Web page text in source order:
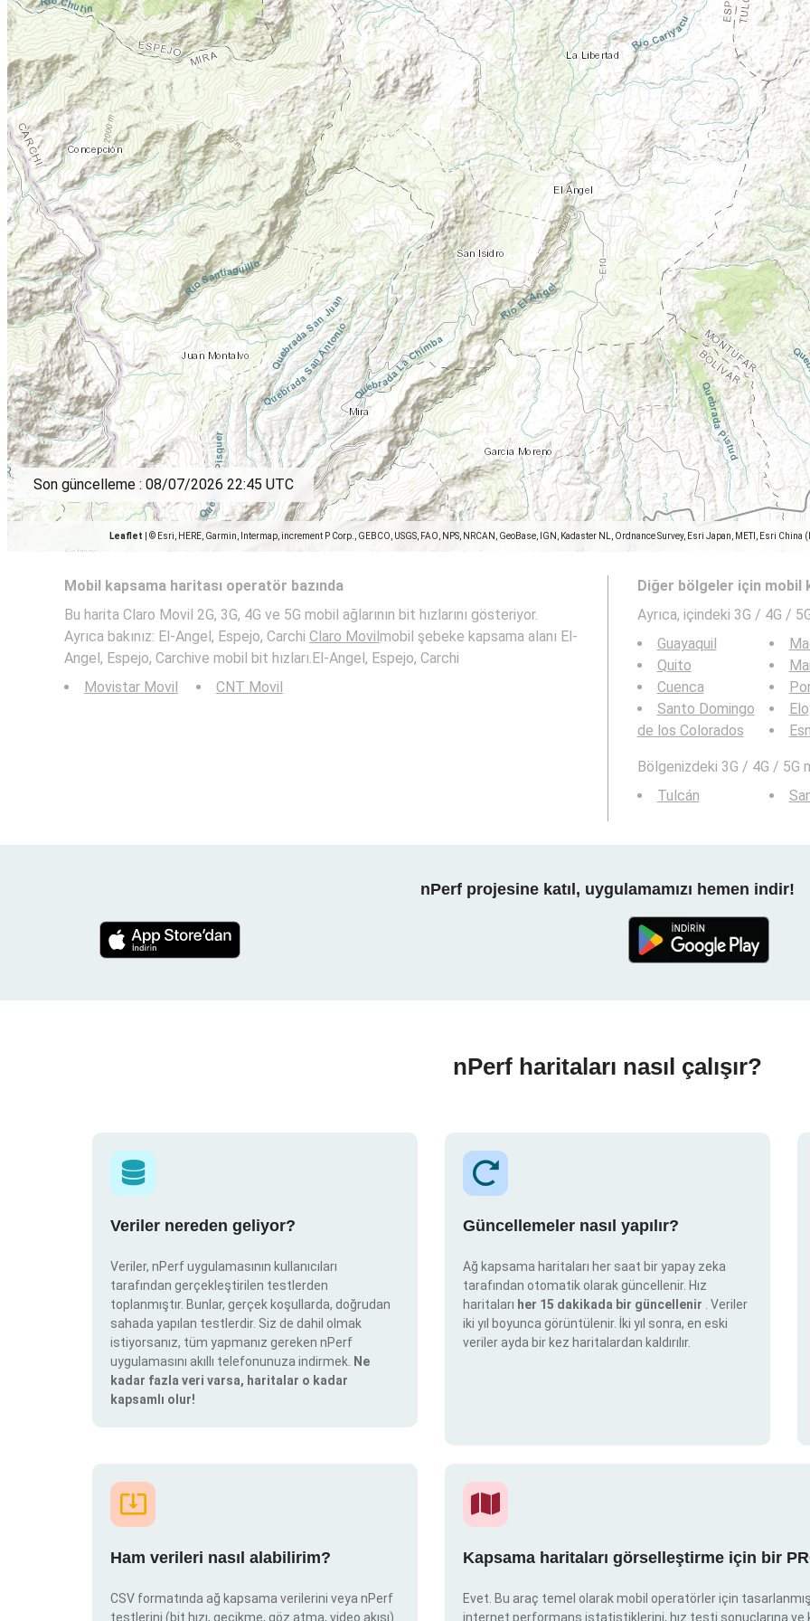
Leaflet © Esri, HERE, Garmin, Intermap, increment P Corp., GEBCO, USGS, FAO, NPS, NRCAN, GeoBase, IGN, Kadaster NL, Ordnance Survey, Esri Japan, METI, Esri
Son güncelleme : 08/07/2026 22:45 UTC
Mobil kapsama haritası operatör bazında
Bu harita Claro Movil 2G, 3G, 4G ve 5G mobil ağlarının bit hızlarını gösteriyor.
Ayrıca bakınız: El-Angel, Espejo, Carchi Claro Movilmobil şebeke kapsama alanı El-
Angel, Espejo, Carchive mobil bit hızları.El-Angel, Espejo, Carchi
Movistar Movil
CNT Movil
Diğer bölgeler için mobil
Ayrıca, içindeki 3G / 4G /
Guayaquil
Quito
Cuenca
Santo Domingo
de los Colorados
Bölgenizdeki 3G / 4G / 5G
Tulcán
nPerf projesine katıl, uygulamamızı hemen indir!
nPerf haritaları nasıl çalışır?
Veriler nereden geliyor?
Veriler, nPerf uygulamasının kullanıcıları
tarafından gerçekleştirilen testlerden
toplanmıştır. Bunlar, gerçek koşullarda, doğrudan
sahada yapılan testlerdir. Siz de dahil olmak
istiyorsanız, tüm yapmanız gereken nPerf
uygulamasını akıllı telefonunuza indirmek. Ne
kadar fazla veri varsa, haritalar o kadar
kapsamlı olur!
Güncellemeler nasıl yapılır?
Ağ kapsama haritaları her saat bir yapay zeka
tarafından otomatik olarak güncellenir. Hız
haritaları her 15 dakikada bir güncellenir
. Veriler
iki yıl boyunca görüntülenir. İki yıl sonra, en eski
veriler ayda bir kez haritalardan kaldırılır.
Ham verileri nasıl alabilirim?
CSV formatında ağ kapsama verilerini veya nPerf
testlerini (bit hızı, gecikme, göz atma, video akışı)
Kapsama haritaları görselleştirme için bir
Evet. Bu araç temel olarak mobil operatörler için
internet performans istatistiklerini, hız testi sonuçlarına